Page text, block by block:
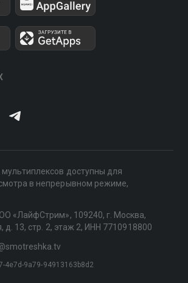
доступны для
в непрерывном режиме,
«ЛайфСтрим», 109240, г. Москва,
д. 13, стр. 2, этаж 2, ИНН 7710918800
4e7d-9a79-94913163b8d2